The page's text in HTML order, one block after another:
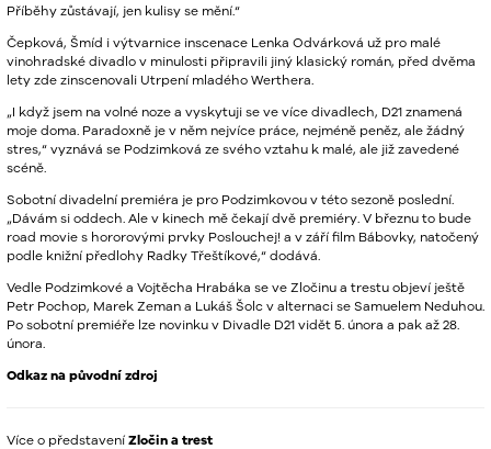
Příběhy zůstávají, jen kulisy se mění.“
Čepková, Šmíd i výtvarnice inscenace Lenka Odvárková už pro malé
vinohradské divadlo v minulosti připravili jiný klasický román, před dvěma
lety zde zinscenovali Utrpení mladého Werthera.
„I když jsem na volné noze a vyskytuji se ve více divadlech, D21 znamená
moje doma. Paradoxně je v něm nejvíce práce, nejméně peněz, ale žádný
stres,“ vyznává se Podzimková ze svého vztahu k malé, ale již zavedené
scéně.
Sobotní divadelní premiéra je pro Podzimkovou v této sezoně poslední.
„Dávám si oddech. Ale v kinech mě čekají dvě premiéry. V březnu to bude
road movie s hororovými prvky Poslouchej! a v září film Bábovky, natočený
podle knižní předlohy Radky Třeštíkové,“ dodává.
Vedle Podzimkové a Vojtěcha Hrabáka se ve Zločinu a trestu objeví ještě
Petr Pochop, Marek Zeman a Lukáš Šolc v alternaci se Samuelem Neduhou.
Po sobotní premiéře lze novinku v Divadle D21 vidět 5. února a pak až 28.
února.
Odkaz na původní zdroj
Více o představení Zločin a trest